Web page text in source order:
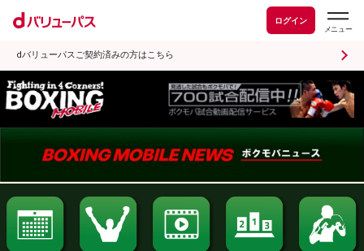
ログイン
dバリューパスご契約済みの方はこちら